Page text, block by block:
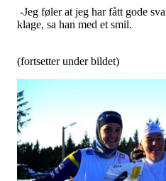
-Jeg føler at jeg har fått gode
klage, sa han med et smil.
(fortsetter under bildet)